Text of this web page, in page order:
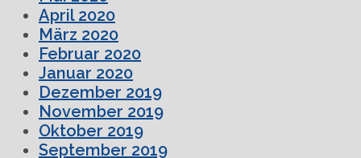
April 2020
März 2020
Februar 2020
Januar 2020
Dezember 2019
November 2019
Oktober 2019
September 2019